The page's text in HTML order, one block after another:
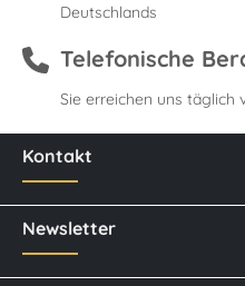
Deutschlands
Telefonische
Sie erreichen uns täglich
Kontakt
Newsletter